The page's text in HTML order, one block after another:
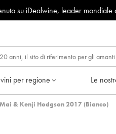
su iDealwine, leader mondiale
per regione Le
& Kenji Hodgson 2017 (Bianco)